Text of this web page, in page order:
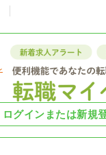
ログインまたは新規